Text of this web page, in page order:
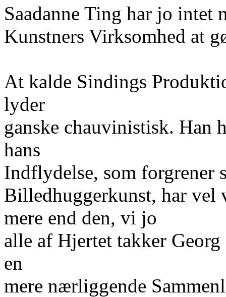
Saadanne Ting har jo intet
Kunstners Virksomhed at
At kalde Sindings
lyder
ganske chauvinistisk. Han
hans
Indflydelse, som forgrener
Billedhuggerkunst, har vel
mere end den, vi jo
alle af Hjertet takker
en
mere nærliggende